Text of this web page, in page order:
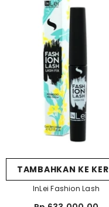
TAMBAHKAN KE
InLei Fashion Lash